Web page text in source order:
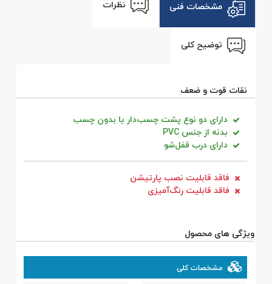
مشخصات فنی نظرات
توضیح کلی
نقات قوت و ضعف
دارای دو نوع پشت‌ چسب‌دار یا بدون چسب
بدنه از جنس PVC
دارای درب قفل‌شو
فاقد قابلیت نصب پارتیشن
فاقد قابلیت رنگ‌آمیزی
ویژگی های محصول
مشخصات کلی